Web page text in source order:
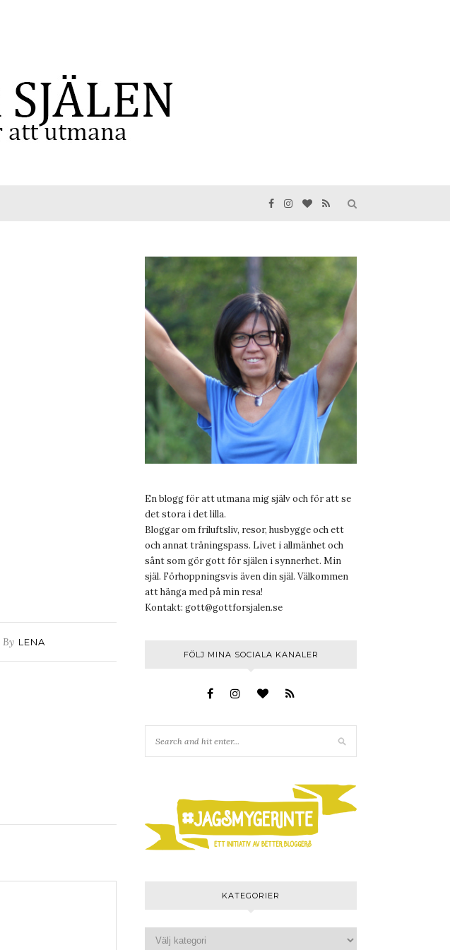
By LENA
En blogg för att utmana mig själv och för att se
det stora i det lilla.
Bloggar om friluftsliv, resor, husbygge och ett
och annat träningspass. Livet i allmänhet och
sånt som gör gott för själen i synnerhet. Min
själ. Förhoppningsvis även din själ. Välkommen
att hänga med på min resa!
Kontakt: gott@gottforsjalen.se
FÖLJ MINA SOCIALA KANALER
KATEGORIER